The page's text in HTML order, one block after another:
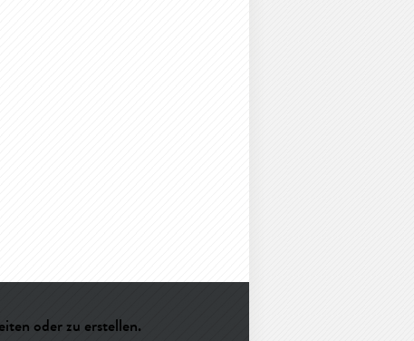
oder zu erstellen.